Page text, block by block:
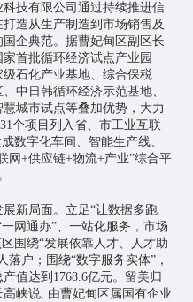
技有限公司通过持续推进信
造从生产制造到市场销售及
企典范。据曹妃甸区副区长
首批循环经济试点产业园
石化产业基地、综合保税
中日韩循环经济示范基地、
城市试点等叠加优势，大力
个项目列入省、市工业互联
数字化车间、智能生产线、
网+供应链+物流+产业”综合平
新局面。立足“让数据多跑
网通办”、一站化服务，市场
围绕“发展依靠人才、人才助
落户；围绕“数字服务实体”，
值达到1768.6亿元。留美归
峡说, 由曹妃甸区属国有企业